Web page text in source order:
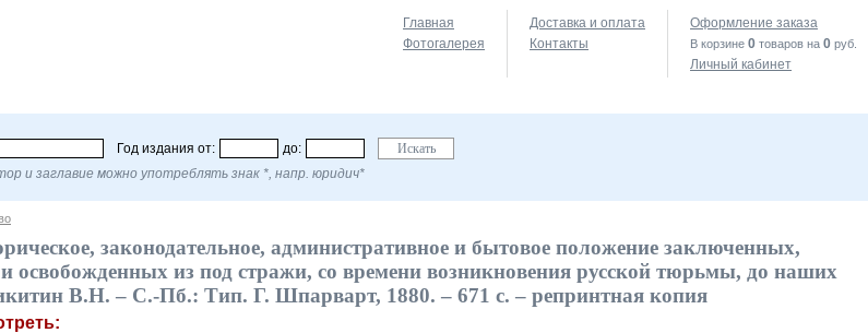
Главная
Фотогалерея
Доставка и оплата
Контакты
Оформление заказа
В корзине 0 товаров на 0 руб.
Личный кабинет
Год издания от: до:
и заглавие можно употреблять знак *, напр. юридич*
законодательное, административное и бытовое положение заключенных,
освобожденных из под стражи, со времени возникновения русской тюрьмы, до наших
В.Н. – С.-Пб.: Тип. Г. Шпарварт, 1880. – 671 с. – репринтная копия